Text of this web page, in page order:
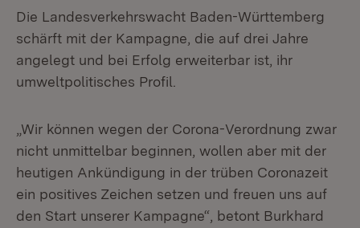
Die Landesverkehrswacht Baden-Württemberg
schärft mit der Kampagne, die auf drei Jahre
angelegt und bei Erfolg erweiterbar ist, ihr
umweltpolitisches Profil.
„Wir können wegen der Corona-Verordnung zwar
nicht unmittelbar beginnen, wollen aber mit der
heutigen Ankündigung in der trüben Coronazeit
ein positives Zeichen setzen und freuen uns auf
den Start unserer Kampagne“, betont Burkhard